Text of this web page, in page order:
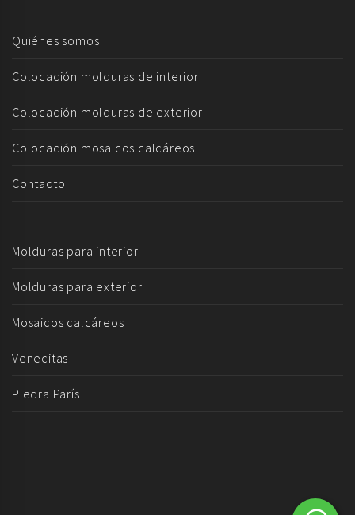
Quiénes somos
Colocación molduras de interior
Colocación molduras de exterior
Colocación mosaicos calcáreos
Contacto
Molduras para interior
Molduras para exterior
Mosaicos calcáreos
Venecitas
Piedra París